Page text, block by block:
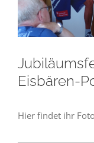
Eisbären-
Hier findet ihr